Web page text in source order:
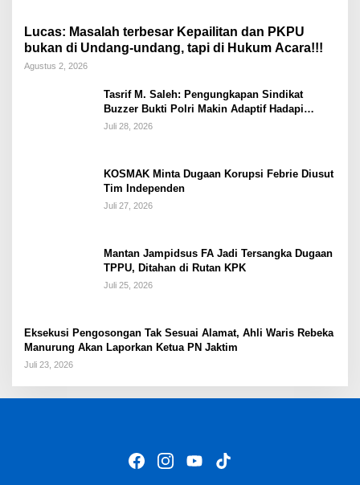
Lucas: Masalah terbesar Kepailitan dan PKPU
bukan di Undang-undang, tapi di Hukum Acara!!!
Agustus 2, 2026
Tasrif M. Saleh: Pengungkapan Sindikat
Buzzer Bukti Polri Makin Adaptif Hadapi
Kejahatan Digital
Juli 28, 2026
KOSMAK Minta Dugaan Korupsi Febrie Diusut
Tim Independen
Juli 27, 2026
Mantan Jampidsus FA Jadi Tersangka Dugaan
TPPU, Ditahan di Rutan KPK
Juli 25, 2026
Eksekusi Pengosongan Tak Sesuai Alamat, Ahli Waris Rebeka
Manurung Akan Laporkan Ketua PN Jaktim
Juli 23, 2026